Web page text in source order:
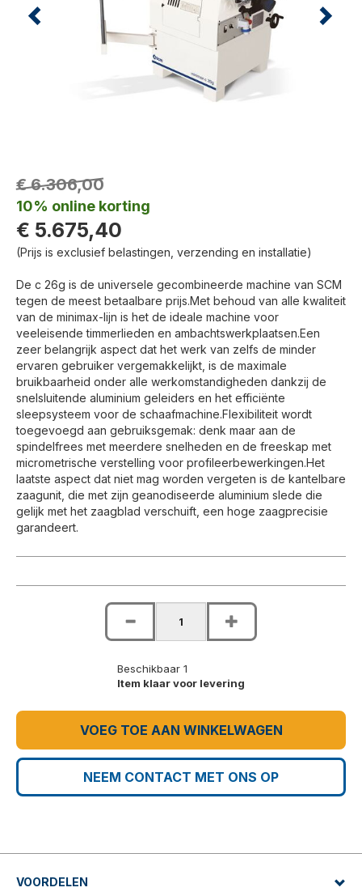
€ 6.306,00
10% online korting
€ 5.675,40
(Prijs is exclusief belastingen, verzending en installatie)
De c 26g is de universele gecombineerde machine van SCM
tegen de meest betaalbare prijs.Met behoud van alle kwaliteit
van de minimax-lijn is het de ideale machine voor
veeleisende timmerlieden en ambachtswerkplaatsen.Een
zeer belangrijk aspect dat het werk van zelfs de minder
ervaren gebruiker vergemakkelijkt, is de maximale
bruikbaarheid onder alle werkomstandigheden dankzij de
snelsluitende aluminium geleiders en het efficiënte
sleepsysteem voor de schaafmachine.Flexibiliteit wordt
toegevoegd aan gebruiksgemak: denk maar aan de
spindelfrees met meerdere snelheden en de freeskap met
micrometrische verstelling voor profileerbewerkingen.Het
laatste aspect dat niet mag worden vergeten is de kantelbare
zaagunit, die met zijn geanodiseerde aluminium slede die
gelijk met het zaagblad verschuift, een hoge zaagprecisie
garandeert.
Beschikbaar 1
Item klaar voor levering
VOEG TOE AAN WINKELWAGEN
NEEM CONTACT MET ONS OP
VOORDELEN